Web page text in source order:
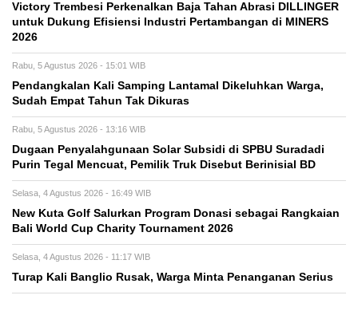
Victory Trembesi Perkenalkan Baja Tahan Abrasi DILLINGER
untuk Dukung Efisiensi Industri Pertambangan di MINERS
2026
Rabu, 5 Agustus 2026 - 15:01 WIB
Pendangkalan Kali Samping Lantamal Dikeluhkan Warga,
Sudah Empat Tahun Tak Dikuras
Rabu, 5 Agustus 2026 - 13:16 WIB
‎Dugaan Penyalahgunaan Solar Subsidi di SPBU Suradadi
Purin Tegal Mencuat, Pemilik Truk Disebut Berinisial BD
Selasa, 4 Agustus 2026 - 16:49 WIB
New Kuta Golf Salurkan Program Donasi sebagai Rangkaian
Bali World Cup Charity Tournament 2026
Selasa, 4 Agustus 2026 - 11:17 WIB
Turap Kali Banglio Rusak, Warga Minta Penanganan Serius